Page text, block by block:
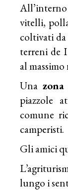
All’interno
vitelli,
coltivati da
terreni de
al
Una
piazzole
comune
camperisti.
Gli amici
lungo i